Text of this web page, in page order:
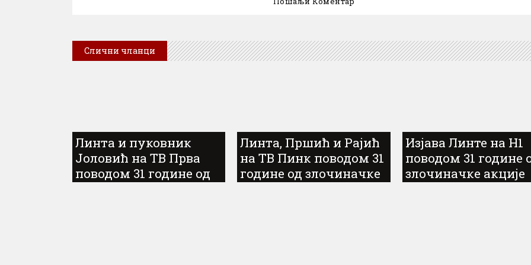
Слични чланци
Линта и пуковник
Јоловић на ТВ Прва
поводом 31 године од
Линта, Пршић и Рајић
на ТВ Пинк поводом 31
године од злочиначке
Изјава Линте на Н1
поводом 31 године
злочиначке акције